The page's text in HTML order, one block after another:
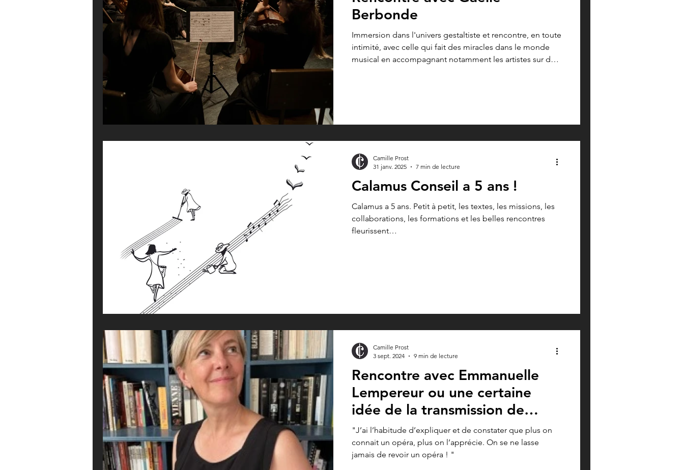
Berbonde
Immersion dans l'univers gestaltiste et rencontre, en toute
intimité, avec celle qui fait des miracles dans le monde
musical en accompagnant notamment les artistes sur des
Calamus Conseil a 5 ans !
Calamus a 5 ans. Petit à petit, les textes, les missions, les
collaborations, les formations et les belles rencontres
fleurissent…
Camille Prost
31 janv. 2025
7 min de lecture
Rencontre avec Emmanuelle
Lempereur ou une certaine
idée de la transmission de
l'Expérience Opéra...
"J’ai l’habitude d’expliquer et de constater que plus on
connait un opéra, plus on l’apprécie. On se ne lasse
jamais de revoir un opéra ! "
Camille Prost
3 sept. 2024
9 min de lecture